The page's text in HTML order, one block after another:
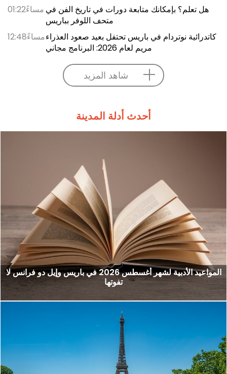
01:22مساءً هل تعلم؟ بإمكانك متابعة دورات في تاريخ الفن في
متحف اللوفر بباريس
12:48مساءًكاتدرائية نوتردام في باريس تحتفل بعيد صعود العذراء
مريم لعام 2026: البرنامج مجاني
شاهد المزيد
أحدث أدلة المدينة
المواعيد الأدبية لشهر أغسطس 2026 في باريس وإيل دو فرانس لا
تفوتها